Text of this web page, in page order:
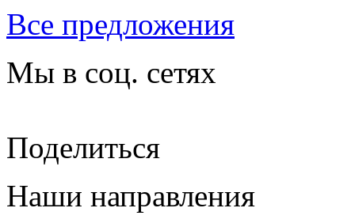
Все предложения
Мы в соц. сетях
Поделиться
Наши направления